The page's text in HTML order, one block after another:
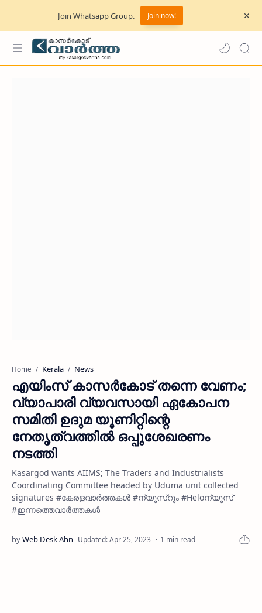
Join Whatsapp Group. Join now!
Home Kerala News
എയിംസ് കാസർകോട് തന്നെ വേണം;
വ്യാപാരി വ്യവസായി ഏകോപന
സമിതി ഉദുമ യൂണിറ്റിന്റെ
നേതൃത്വത്തിൽ ഒപ്പുശേഖരണം
നടത്തി
Kasargod wants AIIMS; The Traders and Industrialists
Coordinating Committee headed by Uduma unit collected
signatures #കേരളവാർത്തകൾ #ന്യൂസ്റൂം #Heloന്യൂസ്
#ഇന്നത്തെവാർത്തകൾ
1 min read